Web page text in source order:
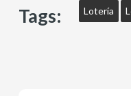
Tags: Lotería